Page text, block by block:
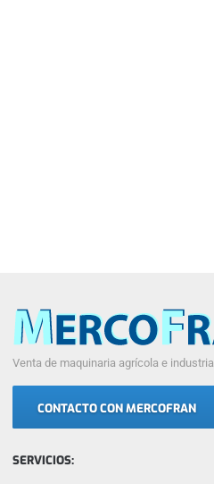
Venta de maquinaria agrícola e industrial
CONTACTO CON MERCOFRAN
SERVICIOS: